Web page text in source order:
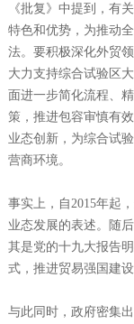
《批复》中提到，有
特色和优势，为推动
法。要积极深化外贸
大力支持综合试验区
面进一步简化流程、
策，推进包容审慎有
业态创新，为综合试
营商环境。
事实上，自2015年起
业态发展的表述。随
其是党的十九大报告
式，推进贸易强国建设
与此同时，政府密集